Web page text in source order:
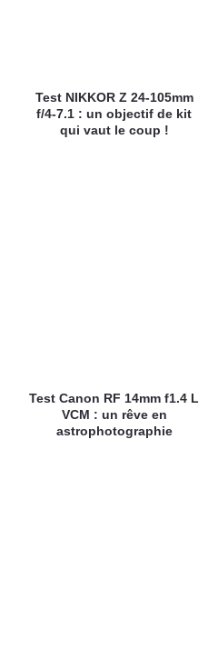
Test NIKKOR Z 24-105mm
f/4-7.1 : un objectif de kit
qui vaut le coup !
Test Canon RF 14mm f1.4 L
VCM : un rêve en
astrophotographie